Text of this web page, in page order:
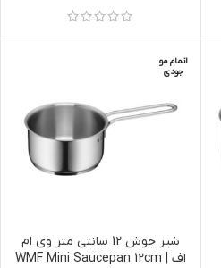
اتمام مو
جودی
شیر جوش 12 سانتی متر وی ام
اف | WMF Mini Saucepan 12cm